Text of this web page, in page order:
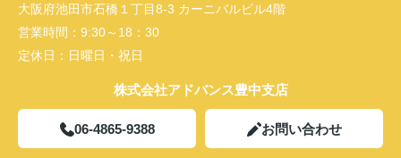
大阪府池田市石橋１丁目8-3 カーニバルビル4階
営業時間： 9:30～18：30
定休日： 日曜日・祝日
株式会社アドバンス豊中支店
06-4865-9388 お問い合わせ